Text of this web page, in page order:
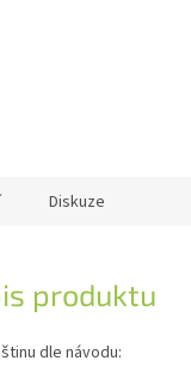
Diskuze
produktu
dle návodu: